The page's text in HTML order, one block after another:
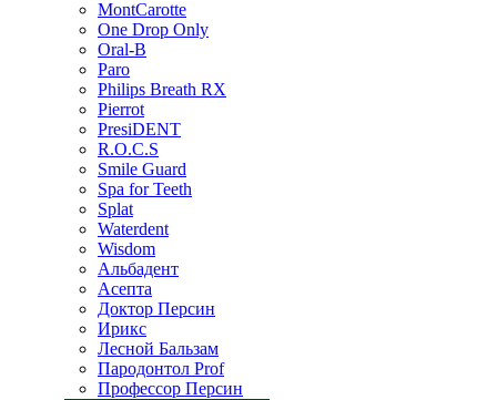
MontCarotte
One Drop Only
Oral-B
Paro
Philips Breath RX
Pierrot
PresiDENT
R.O.C.S
Smile Guard
Spa for Teeth
Splat
Waterdent
Wisdom
Альбадент
Асепта
Доктор Персин
Ирикс
Лесной Бальзам
Пародонтол Prof
Профессор Персин